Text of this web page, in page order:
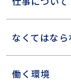
なくてはな
働く環境